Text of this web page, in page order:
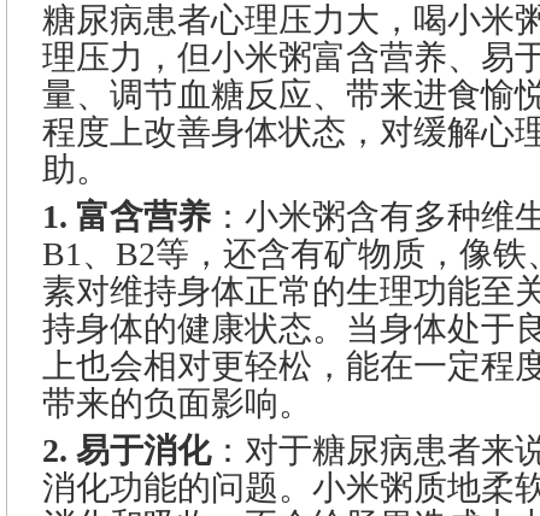
糖尿病患者心理压力大，喝小米
理压力，但小米粥富含营养、易
量、调节血糖反应、带来进食愉
程度上改善身体状态，对缓解心
助。
1. 富含营养：小米粥含有多种维
B1、B2等，还含有矿物质，像
素对维持身体正常的生理功能至
持身体的健康状态。当身体处于
上也会相对更轻松，能在一定程
带来的负面影响。
2. 易于消化：对于糖尿病患者来
消化功能的问题。小米粥质地柔